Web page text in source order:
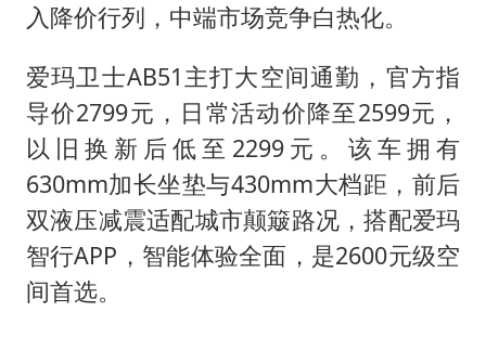
入降价行列，中端市场竞争白热化。
爱玛卫士AB51主打大空间通勤，官方指
导价2799元，日常活动价降至2599元，
以旧换新后低至2299元。该车拥有
630mm加长坐垫与430mm大档距，前后
双液压减震适配城市颠簸路况，搭配爱玛
智行APP，智能体验全面，是2600元级空
间首选。